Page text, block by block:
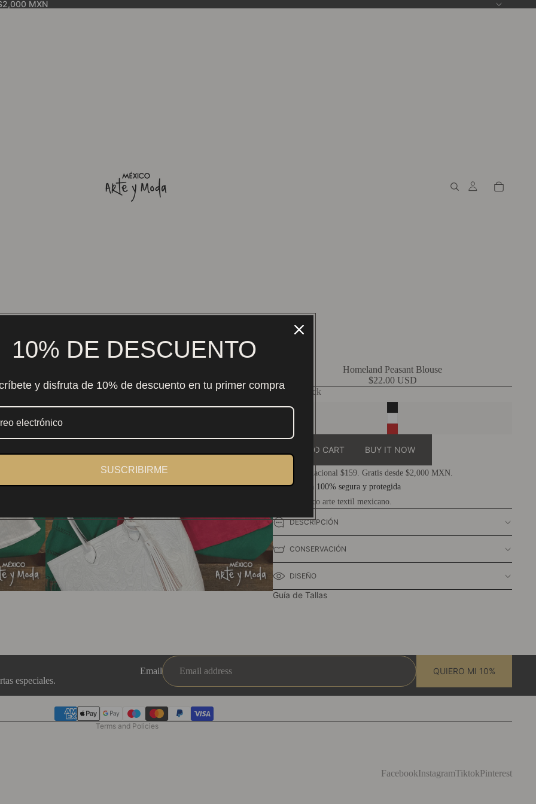
MXN
Homeland Peasant Blouse
$22.00 USD
Color
Black
ADD TO CART BUY IT NOW
Envío nacional $159. Gratis desde $2,000 MXN.
Compra 100% segura y protegida
Auténtico arte textil mexicano.
DESCRIPCIÓN
CONSERVACIÓN
DISEÑO
Guía de Tallas
especiales.
Email QUIERO MI 10%
Terms and Policies
Privacy policy
Terms of service
Contact information
FacebookInstagramTiktokPinterest
10% DE DESCUENTO
y disfruta de 10% de descuento en tu primer compra
SUSCRIBIRME